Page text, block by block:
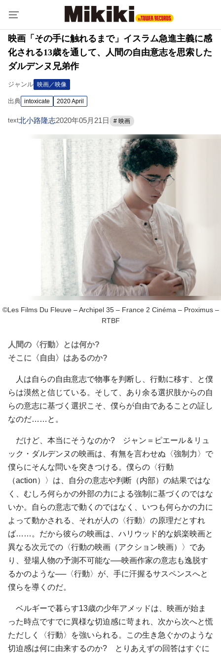
映画「その手に触れるまで」イスラム急進主義に感
化される13歳を通して、人間の自由意志を思索した
ダルデンヌ兄弟作
ジャンル 映画／映像
出典 intoxicate 2020 April
text北小路隆志2020年05月21日 # 映画
©Les Films Du Fleuve – Archipel 35 – France 2 Cinéma – Proximus –
RTBF
人間の〈行動〉とは何か?
そこに〈自由〉はあるのか?
人は自らの自由意志で物事を判断し、行動に移す、と僕
らは漠然と信じている。そして、あり余る選択肢からの自
らの意志に基づく選択こそ、僕らが自由であることの証し
なのだ……と。
だけど、本当にそうなのか? ジャン＝ピエール＆リュ
ック・ダルデンヌの映画は、有無を言わせぬ〈強制力〉で
僕らにそんな問いを突きつける。僕らの〈行動
（action）〉は、自分の意志や判断（内部）の結果ではな
く、むしろ何らかの外部の力による強制に基づくのではな
いか。自らの意志で動くのではなく、いつも何らかの力に
よって動かされる、それが人の〈行動〉の原理だとすれ
ば……。だから彼らの映画は、ハリウッド的な娯楽映画と
異なる次元での〈行動の映画（アクション映画）〉であ
り、登場人物の予測不可能な──映画作家の意志も逸脱す
るかのような──〈行動〉が、手に汗握るサスペンスへと
僕らを導くのだ。
ベルギーで暮らす13歳の少年アメッドは、映画が始ま
った時点ですでに異様な切迫感に苛まれ、次から次へと慌
ただしく〈行動〉を強いられる。この生き急ぐかのような
切迫感は何に由来するのか? とりあえずの回答はすぐに